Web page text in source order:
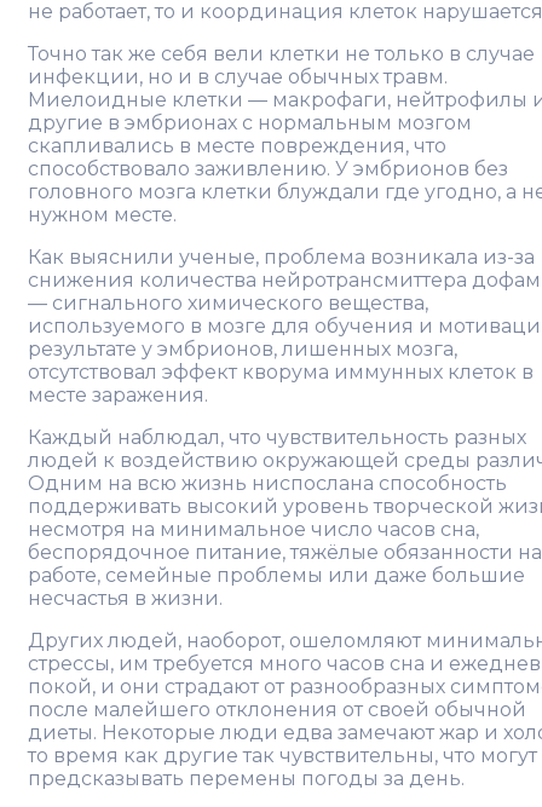
не работает, то и координация клеток
Точно так же себя вели клетки не только в случае
инфекции, но и в случае обычных травм.
Миелоидные клетки — макрофаги, нейтрофилы
другие в эмбрионах с нормальным мозгом
скапливались в месте повреждения, что
способствовало заживлению. У эмбрионов без
головного мозга клетки блуждали где угодно, а
нужном месте.
Как выяснили ученые, проблема возникала из-за
снижения количества нейротрансмиттера
— сигнального химического вещества,
используемого в мозге для обучения и
результате у эмбрионов, лишенных мозга,
отсутствовал эффект кворума иммунных клеток в
месте заражения.
Каждый наблюдал, что чувствительность разных
людей к воздействию окружающей среды
Одним на всю жизнь ниспослана способность
поддерживать высокий уровень творческой
несмотря на минимальное число часов сна,
беспорядочное питание, тяжёлые обязанности на
работе, семейные проблемы или даже большие
несчастья в жизни.
Других людей, наоборот, ошеломляют
стрессы, им требуется много часов сна и
покой, и они страдают от разнообразных
после малейшего отклонения от своей обычной
диеты. Некоторые люди едва замечают жар и
то время как другие так чувствительны, что могут
предсказывать перемены погоды за день.